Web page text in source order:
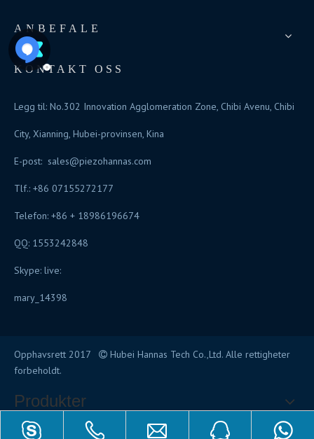
ANBEFALE
KONTAKT OSS
Legg til: No.302 Innovation Agglomeration Zone, Chibi Avenu, Chibi
City, Xianning, Hubei-provinsen, Kina
E-post: sales@piezohannas.com
Tlf.: +86 07155272177
Telefon: +86 + 18986196674
QQ: 1553242848
Skype: live:
mary_14398
Opphavsrett 2017  Hubei Hannas Tech Co.,Ltd. Alle rettigheter
forbeholdt.
Produkter